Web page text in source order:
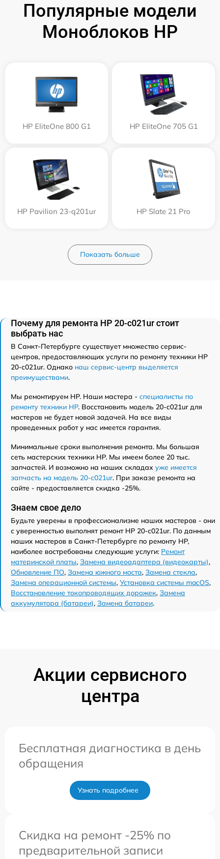
Популярные модели
Моноблоков HP
HP EliteOne 800 G1 HP EliteOne 705 G1
HP Pavilion 23-q201ur HP Slate 21 Pro
Показать больше
Почему для ремонта HP 20-c021ur стоит
выбрать нас
В Санкт-Петербурге существует множество сервис-
центров, предоставляющих услуги по ремонту техники HP
20-c021ur. Однако наш сервис-центр выделяется
преимуществами.
Мы ремонтируем HP. Наши мастера - специалисты по
ремонту техники HP. Восстановить модель 20-c021ur для
мастеров не будет новой задачей. На все виды
проведенных работ у нас имеется гарантия.
Минимальные сроки выполнения ремонта. Мы большая
сеть мастерских техники HP. Мы имеем более 20 тыс.
запчастей. И возможно на наших складах уже имеется
запчасть на модель 20-c021ur. При заказе ремонта на
сайте - предоставляется скидка -25%.
Знаем свое дело
Будьте уверены в профессионализме наших мастеров - они
с уверенностью выполнят ремонт HP 20-c021ur. По данным
наших мастеров в Санкт-Петербурге по ремонту HP,
наиболее востребованы следующие услуги: Ремонт
материнской платы, Замена видеоадаптера (видеокарты),
Обновление ПО, Замена южного моста, Замена стекла,
Замена операционной системы, Установка системы macOS,
Восстановление токопроводящих дорожек, Замена
аккумулятора (батареи), Замена батареи.
Акции сервисного
центра
Бесплатная диагностика в день
обращения
Узнать подробнее
Скидка на ремонт -25% по
предварительной записи